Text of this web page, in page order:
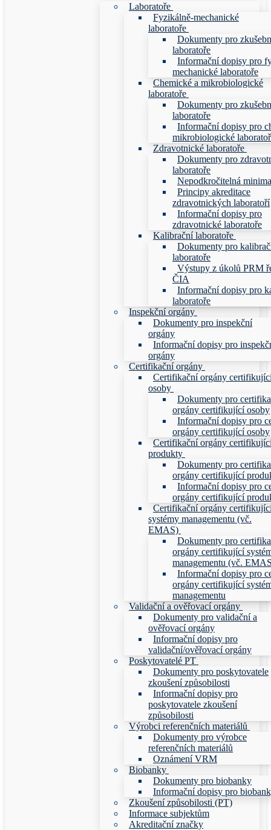
Laboratoře
Fyzikálně-mechanické
laboratoře
Dokumenty pro
laboratoře
Informační dopisy pro
mechanické laboratoře
Chemické a mikrobiologické
laboratoře
Dokumenty pro
laboratoře
Informační dopisy pro
mikrobiologické
Zdravotnické laboratoře
Dokumenty pro
laboratoře
Nepodkročitelná minima
Principy akreditace
zdravotnických laboratoří
Informační dopisy pro
zdravotnické laboratoře
Kalibrační laboratoře
Dokumenty pro
laboratoře
Výstupy z úkolů PRM
ČIA
Informační dopisy pro
laboratoře
Inspekční orgány
Dokumenty pro inspekční
orgány
Informační dopisy pro
orgány
Certifikační orgány
Certifikační orgány
osoby
Dokumenty pro
orgány certifikující osoby
Informační dopisy pro
orgány certifikující osoby
Certifikační orgány
produkty
Dokumenty pro
orgány certifikující
Informační dopisy pro
orgány certifikující
Certifikační orgány
systémy managementu (vč.
EMAS)
Dokumenty pro
orgány certifikující
managementu (vč.
Informační dopisy pro
orgány certifikující
managementu
Validační a ověřovací orgány
Dokumenty pro validační a
ověřovací orgány
Informační dopisy pro
validační/ověřovací orgány
Poskytovatelé PT
Dokumenty pro poskytovatele
zkoušení způsobilosti
Informační dopisy pro
poskytovatele zkoušení
způsobilosti
Výrobci referenčních materiálů
Dokumenty pro výrobce
referenčních materiálů
Oznámení VRM
Biobanky
Dokumenty pro biobanky
Informační dopisy pro
Zkoušení způsobilosti (PT)
Informace subjektům
Akreditační značky